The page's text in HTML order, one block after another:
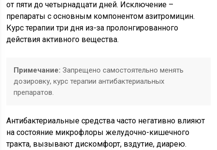
от пяти до четырнадцати дней. Исключение –
препараты с основным компонентом азитромицин.
Курс терапии три дня из-за пролонгированного
действия активного вещества.
Примечание: Запрещено самостоятельно менять
дозировку, курс терапии антибактериальных
препаратов.
Антибактериальные средства часто негативно влияют
на состояние микрофлоры желудочно-кишечного
тракта, вызывают дискомфорт, вздутие, диарею.